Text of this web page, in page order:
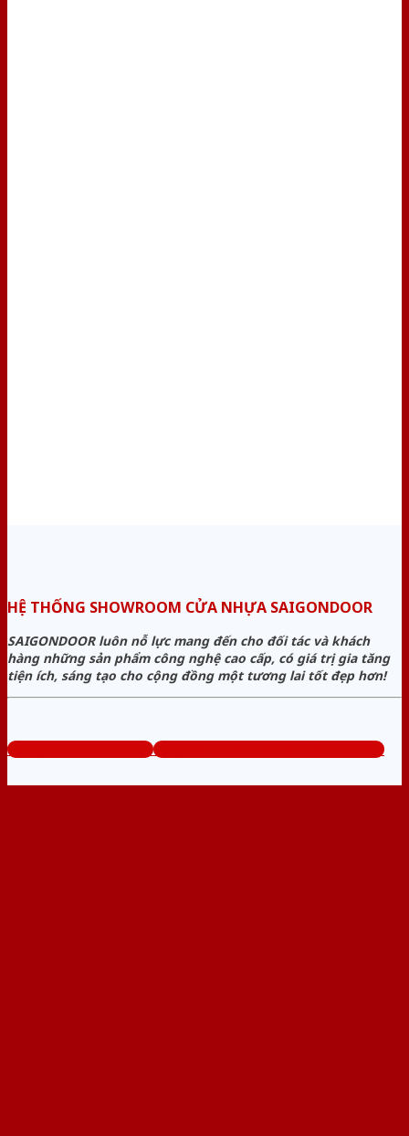
HỆ THỐNG SHOWROOM CỬA NHỰA SAIGONDOOR
SAIGONDOOR luôn nỗ lực mang đến cho đối tác và khách
hàng những sản phẩm công nghệ cao cấp, có giá trị gia tăng
tiện ích, sáng tạo cho cộng đồng một tương lai tốt đẹp hơn!
www.sieuthicuanhua.net Tổng đài tư vấn miễn phí: 0824.400.400